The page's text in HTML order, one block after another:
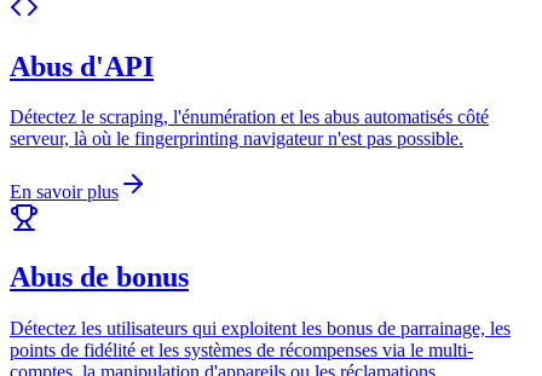
Abus d'API
Détectez le scraping, l'énumération et les abus automatisés côté
serveur, là où le fingerprinting navigateur n'est pas possible.
En savoir plus
Abus de bonus
Détectez les utilisateurs qui exploitent les bonus de parrainage, les
points de fidélité et les systèmes de récompenses via le multi-